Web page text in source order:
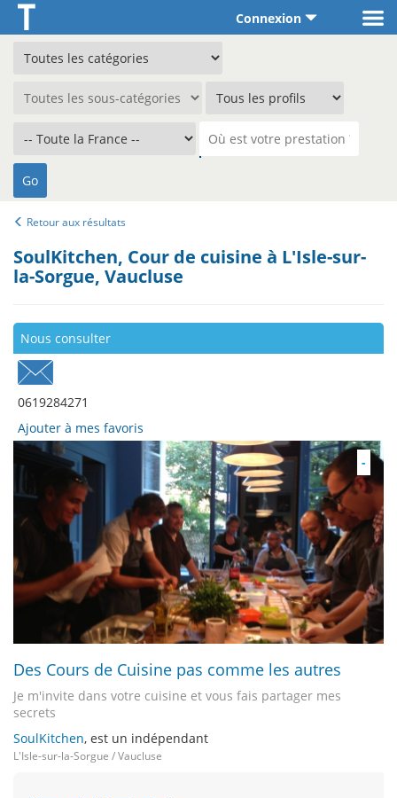
Connexion
Retour aux résultats
SoulKitchen, Cour de cuisine à L'Isle-sur-
la-Sorgue, Vaucluse
Nous consulter
0619284271
Ajouter à mes favoris
-
Des Cours de Cuisine pas comme les autres
Je m'invite dans votre cuisine et vous fais partager mes
secrets
SoulKitchen, est un indépendant
L'Isle-sur-la-Sorgue / Vaucluse